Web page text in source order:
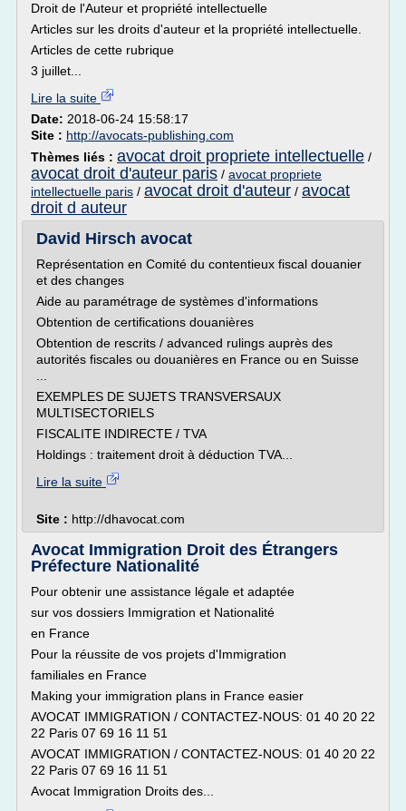
Droit de l'Auteur et propriété intellectuelle
Articles sur les droits d'auteur et la propriété intellectuelle.
Articles de cette rubrique
3 juillet...
Lire la suite
Date: 2018-06-24 15:58:17
Site : http://avocats-publishing.com
Thèmes liés : avocat droit propriete intellectuelle /
avocat droit d'auteur paris / avocat propriete
intellectuelle paris / avocat droit d'auteur / avocat
droit d auteur
David Hirsch avocat
Représentation en Comité du contentieux fiscal douanier
et des changes
Aide au paramétrage de systèmes d'informations
Obtention de certifications douanières
Obtention de rescrits / advanced rulings auprès des
autorités fiscales ou douanières en France ou en Suisse
EXEMPLES DE SUJETS TRANSVERSAUX
MULTISECTORIELS
FISCALITE INDIRECTE / TVA
Holdings : traitement droit à déduction TVA...
Lire la suite
Site : http://dhavocat.com
Avocat Immigration Droit des Étrangers
Préfecture Nationalité
Pour obtenir une assistance légale et adaptée
sur vos dossiers Immigration et Nationalité
en France
Pour la réussite de vos projets d'Immigration
familiales en France
Making your immigration plans in France easier
AVOCAT IMMIGRATION / CONTACTEZ-NOUS: 01 40 20 22
22 Paris 07 69 16 11 51
AVOCAT IMMIGRATION / CONTACTEZ-NOUS: 01 40 20 22
22 Paris 07 69 16 11 51
Avocat Immigration Droits des...